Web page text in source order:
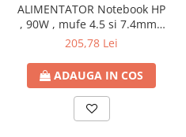
ALIMENTATOR Notebook HP
, 90W , mufe 4.5 si 7.4mm ,
Cod Produs: H6Y90AA
205,78 Lei
ADAUGA IN COS